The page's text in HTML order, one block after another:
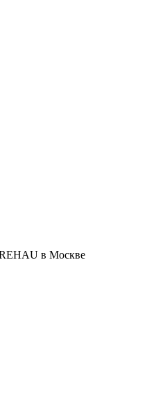
в Москве